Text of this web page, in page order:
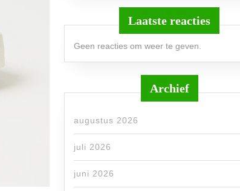
Laatste reacties
Geen reacties om weer te geven.
Archief
augustus 2026
juli 2026
juni 2026